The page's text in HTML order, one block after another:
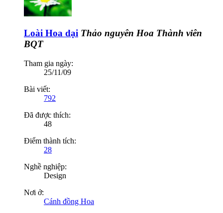
Loài Hoa dại Thảo nguyên Hoa Thành viên
BQT
Tham gia ngày:
25/11/09
Bài viết:
792
Đã được thích:
48
Điểm thành tích:
28
Nghề nghiệp:
Design
Nơi ở:
Cánh đồng Hoa